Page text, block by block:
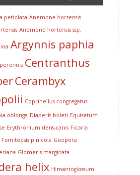
petiolata Anemone hortensis
Anemone hortensis ssp.
Argynnis paphia
Centranthus
Cerambyx
Coprinellus congregatus
oblonga Diaperis boleti Equisetum
Erythronium dens-canis Ficaria
Fomitopsis pinicola Geopora
Glomeris marginata
helix Himantoglossum